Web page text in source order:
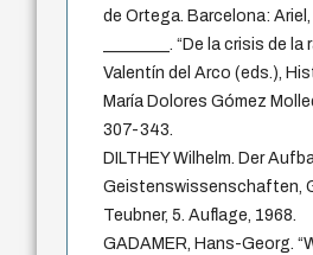
de Ortega. Barcelona: Ariel,
________. “De la crisis de
Valentín del Arco (eds.),
María Dolores Gómez
307-343.
DILTHEY Wilhelm. Der
Geistenswissenschaften,
Teubner, 5. Auflage, 1968.
GADAMER, Hans-Georg.